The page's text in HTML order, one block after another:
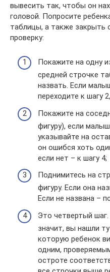
вывесить так, чтобы он
головой. Попросите
таблицы, а также закрыть
проверку:
Покажите на одну
средней строчке
назвать. Если
переходите к шагу
Покажите на
фигуру), если
указывайте на
он ошибся хоть
если нет – к шагу 4;
Поднимитесь на
фигуру. Если она
Если не названа –
Это четвертый
значит, вы нашли
которую ребенок
одним,
остроте